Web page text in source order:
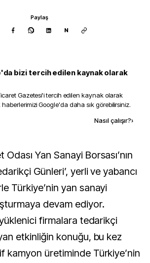
Paylaş
N
bizi tercih edilen kaynak olarak
Gazetesi'i tercih edilen kaynak olarak
Google'da daha sık görebilirsiniz.
Nasıl çalışır?›
Günleri’, yerli ve yabancı
Türkiye’nin yan sanayi
devam ediyor.
yüklenici firmalara tedarikçi
etkinliğin konuğu, bu kez
kamyon üretiminde Türkiye’nin